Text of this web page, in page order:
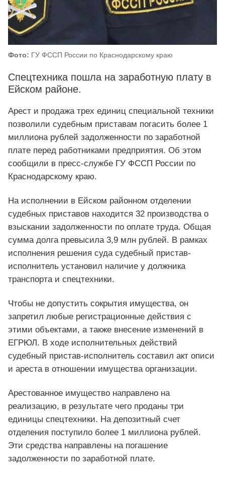
Фото: ГУ ФССП России по Краснодарскому краю
Спецтехника пошла на заработную плату в
Ейском районе.
Арест и продажа трех единиц специальной техники
позволили судебным приставам погасить более 1
миллиона рублей задолженности по заработной
плате перед работниками предприятия. Об этом
сообщили в пресс-службе ГУ ФССП России по
Краснодарскому краю.
На исполнении в Ейском районном отделении
судебных приставов находится 32 производства о
взыскании задолженности по оплате труда. Общая
сумма долга превысила 3,9 млн рублей. В рамках
исполнения решения суда судебный пристав-
исполнитель установил наличие у должника
транспорта и спецтехники.
Чтобы не допустить сокрытия имущества, он
запретил любые регистрационные действия с
этими объектами, а также внесение изменений в
ЕГРЮЛ. В ходе исполнительных действий
судебный пристав-исполнитель составил акт описи
и ареста в отношении имущества организации.
Арестованное имущество направлено на
реализацию, в результате чего проданы три
единицы спецтехники. На депозитный счет
отделения поступило более 1 миллиона рублей.
Эти средства направлены на погашение
задолженности по заработной плате.